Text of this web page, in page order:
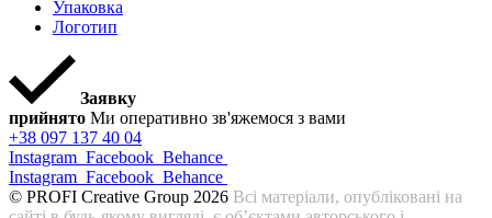
Упаковка
Логотип
Заявку
прийнято Ми оперативно зв'яжемося з вами
+38 097 137 40 04
Instagram Facebook Behance
Instagram Facebook Behance
© PROFI Creative Group 2026 Всі матеріали, опубліковані на